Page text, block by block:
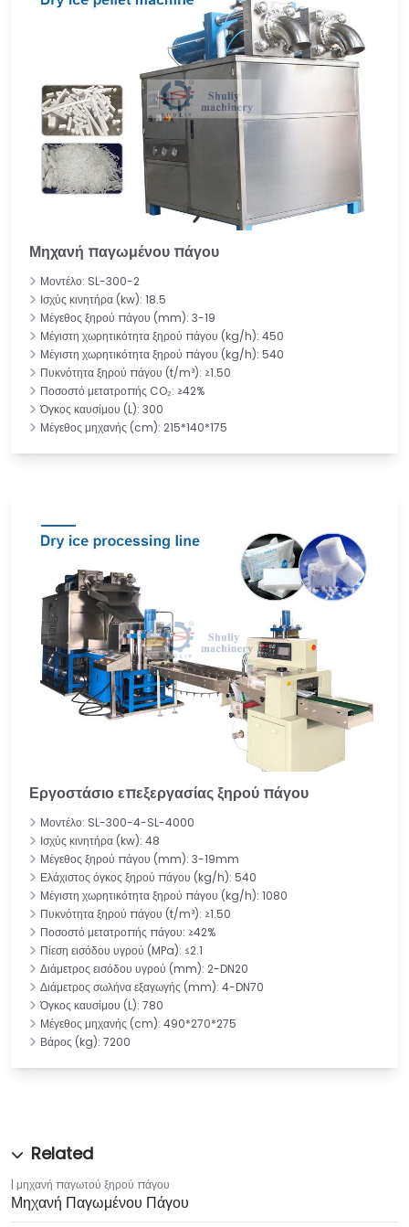
Μηχανή παγωμένου πάγου
Μοντέλο: SL-300-2
Ισχύς κινητήρα (kw): 18.5
Μέγεθος ξηρού πάγου (mm): 3-19
Μέγιστη χωρητικότητα ξηρού πάγου (kg/h): 450
Μέγιστη χωρητικότητα ξηρού πάγου (kg/h): 540
Πυκνότητα ξηρού πάγου (t/m³): ≥1.50
Ποσοστό μετατροπής CO₂: ≥42%
Όγκος καυσίμου (L): 300
Μέγεθος μηχανής (cm): 215*140*175
Εργοστάσιο επεξεργασίας ξηρού πάγου
Μοντέλο: SL-300-4-SL-4000
Ισχύς κινητήρα (kw): 48
Μέγεθος ξηρού πάγου (mm): 3-19mm
Ελάχιστος όγκος ξηρού πάγου (kg/h): 540
Μέγιστη χωρητικότητα ξηρού πάγου (kg/h): 1080
Πυκνότητα ξηρού πάγου (t/m³): ≥1.50
Ποσοστό μετατροπής πάγου: ≥42%
Πίεση εισόδου υγρού (MPa): ≤2.1
Διάμετρος εισόδου υγρού (mm): 2-DN20
Διάμετρος σωλήνα εξαγωγής (mm): 4-DN70
Όγκος καυσίμου (L): 780
Μέγεθος μηχανής (cm): 490*270*275
Βάρος (kg): 7200
μηχανή παγωτού ξηρού πάγου
Μηχανή Παγωμένου Πάγου